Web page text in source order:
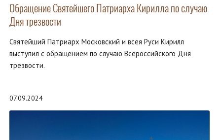
Обращение Святейшего Патриарха Кирилла по случаю
Дня трезвости
Святейший Патриарх Московский и всея Руси Кирилл
выступил с обращением по случаю Всероссийского Дня
трезвости.
07.09.2024